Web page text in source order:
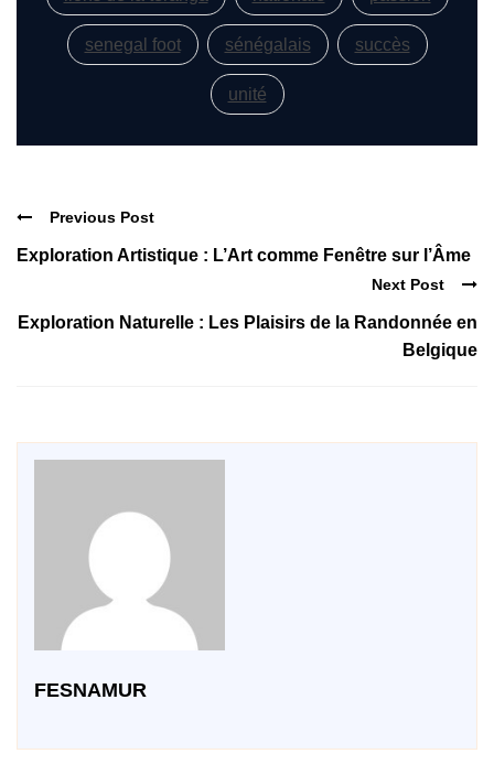
senegal foot sénégalais succès
unité
Previous Post
Exploration Artistique : L’Art comme Fenêtre sur l’Âme
Next Post
Exploration Naturelle : Les Plaisirs de la Randonnée en
Belgique
FESNAMUR